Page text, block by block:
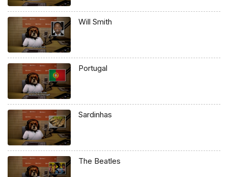
Will Smith
Portugal
Sardinhas
The Beatles